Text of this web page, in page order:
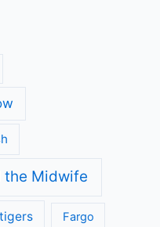
the Midwife
Fargo